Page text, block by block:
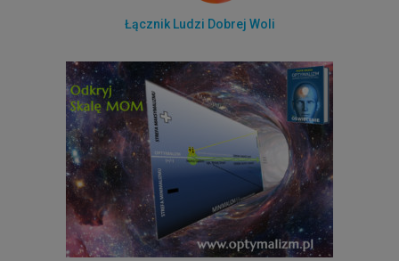
Łącznik Ludzi Dobrej Woli